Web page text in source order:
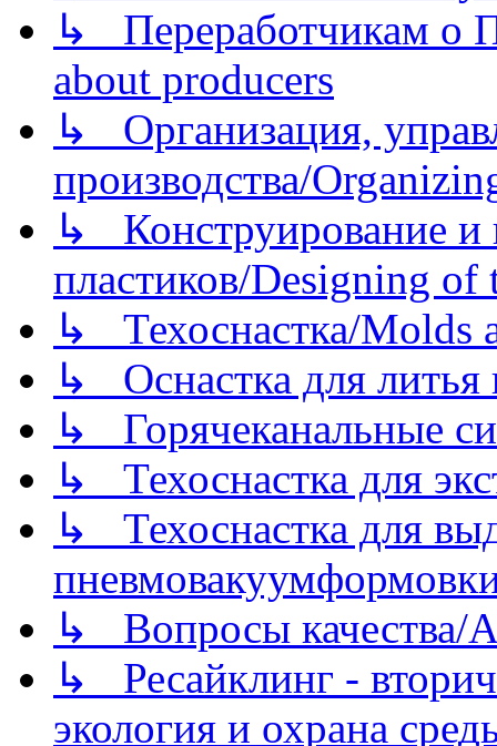
↳ Переработчикам о
about producers
↳ Организация,
производства/
↳ Конструирование и
пластиков/Designing of
↳ Техоснастка/Molds
↳ Оснастка для литья
↳ Горячеканальные
↳ Техоснастка для
↳ Техоснастка для
↳ Вопросы качества/
↳ Ресайклинг -
экология и охрана